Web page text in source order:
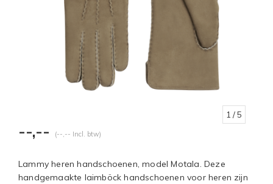
1 / 5
--,-- (--,-- Incl. btw)
Lammy heren handschoenen, model Motala. Deze
handgemaakte laimböck handschoenen voor heren zijn